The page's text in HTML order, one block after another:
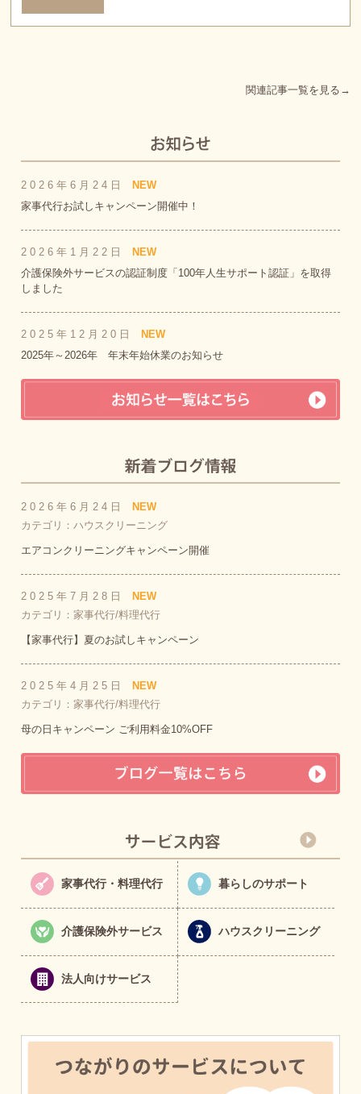
関連記事一覧を見る→
2026年6月24日
NEW
家事代行お試しキャンペーン開催中！
2026年1月22日
NEW
介護保険外サービスの認証制度「100年人生サポート認証」を取得
しました
2025年12月20日
NEW
2025年～2026年 年末年始休業のお知らせ
2026年6月24日
NEW
カテゴリ：ハウスクリーニング
エアコンクリーニングキャンペーン開催
2025年7月28日
NEW
カテゴリ：家事代行/料理代行
【家事代行】夏のお試しキャンペーン
2025年4月25日
NEW
カテゴリ：家事代行/料理代行
母の日キャンペーン ご利用料金10%OFF
家事代行・料理代行 暮らしのサポート
介護保険外サービス ハウスクリーニング
法人向けサービス